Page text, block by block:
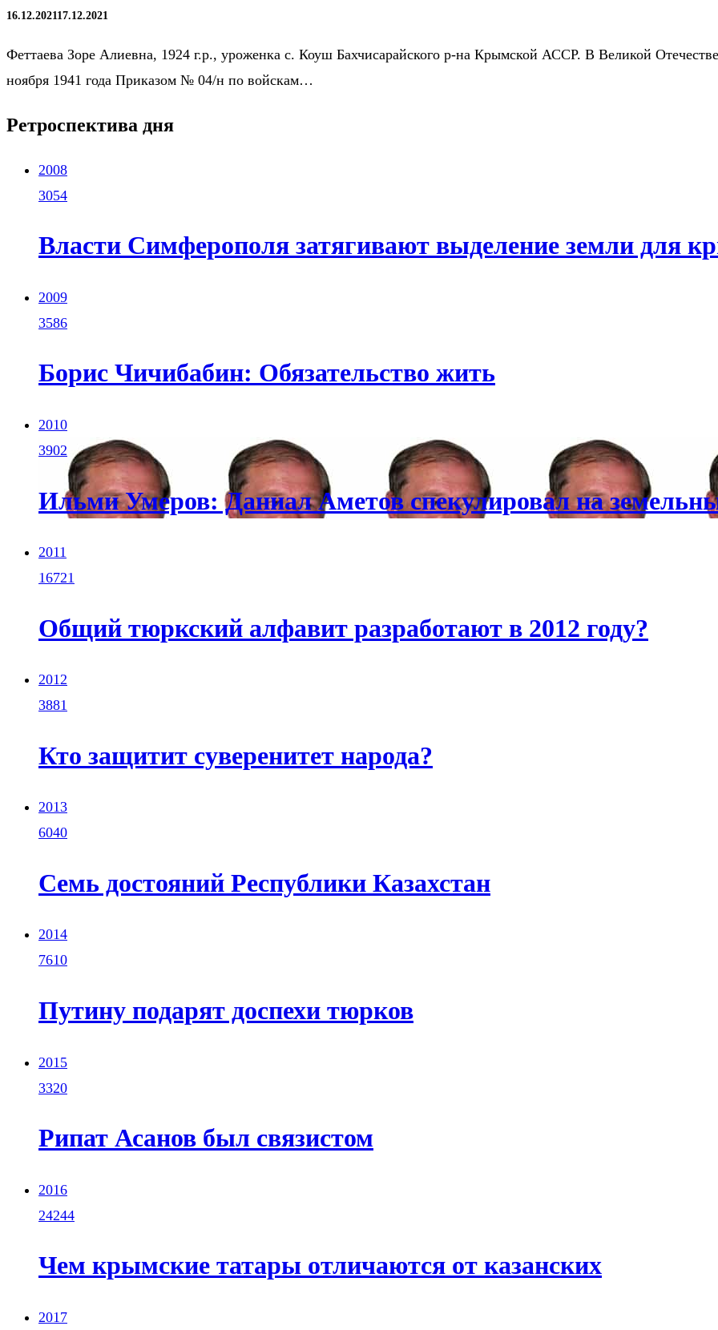
16.12.202117.12.2021
Феттаева Зоре Алиевна, 1924 г.р., уроженка с. Коуш Бахчисарайского р-на Крымской АССР. В Великой
ноября 1941 года Приказом № 04/н по войскам…
Ретроспектива дня
2008
3054
Власти Симферополя затягивают выделение земли для
2009
3586
Борис Чичибабин: Обязательство жить
2010
3902
Ильми Умеров: Даниал Аметов спекулировал на
2011
16721
Общий тюркский алфавит разработают в 2012 году?
2012
3881
Кто защитит суверенитет народа?
2013
6040
Семь достояний Республики Казахстан
2014
7610
Путину подарят доспехи тюрков
2015
3320
Рипат Асанов был связистом
2016
24244
Чем крымские татары отличаются от казанских
2017